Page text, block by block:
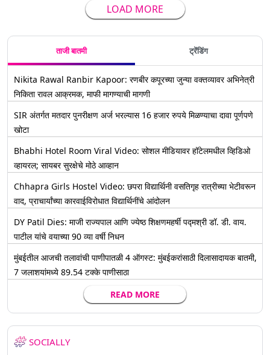
LOAD MORE
ताजी बातमी ट्रेंडिंग
Nikita Rawal Ranbir Kapoor: रणबीर कपूरच्या जुन्या वक्तव्यावर अभिनेत्री
निकिता रावल आक्रमक, माफी मागण्याची मागणी
SIR अंतर्गत मतदार पुनरीक्षण अर्ज भरल्यास 16 हजार रुपये मिळण्याचा दावा पूर्णपणे
खोटा
Bhabhi Hotel Room Viral Video: सोशल मीडियावर हॉटेलमधील व्हिडिओ
व्हायरल; सायबर सुरक्षेचे मोठे आव्हान
Chhapra Girls Hostel Video: छपरा विद्यार्थिनी वसतिगृह रात्रीच्या भेटीवरून
वाद, प्राचार्यांच्या कारवाईविरोधात विद्यार्थिनींचे आंदोलन
DY Patil Dies: माजी राज्यपाल आणि ज्येष्ठ शिक्षणमहर्षी पद्मश्री डॉ. डी. वाय.
पाटील यांचे वयाच्या 90 व्या वर्षी निधन
मुंबईतील आजची तलावांची पाणीपातळी 4 ऑगस्ट: मुंबईकरांसाठी दिलासादायक बातमी,
7 जलाशयांमध्ये 89.54 टक्के पाणीसाठा
READ MORE
SOCIALLY